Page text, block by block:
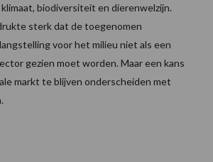
biodiversiteit en dierenwelzijn.
sterk dat de toegenomen
voor het milieu niet als een
gezien moet worden. Maar een kans
markt te blijven onderscheiden met